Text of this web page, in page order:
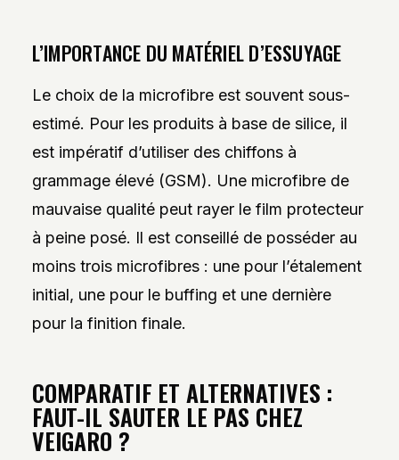
L’IMPORTANCE DU MATÉRIEL D’ESSUYAGE
Le choix de la microfibre est souvent sous-
estimé. Pour les produits à base de silice, il
est impératif d’utiliser des chiffons à
grammage élevé (GSM). Une microfibre de
mauvaise qualité peut rayer le film protecteur
à peine posé. Il est conseillé de posséder au
moins trois microfibres : une pour l’étalement
initial, une pour le buffing et une dernière
pour la finition finale.
COMPARATIF ET ALTERNATIVES :
FAUT-IL SAUTER LE PAS CHEZ
VEIGARO ?